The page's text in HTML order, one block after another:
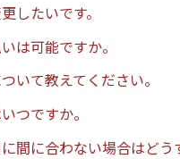
したいです。
は可能ですか。
いて教えてください。
つですか。
間に合わない場合はどう